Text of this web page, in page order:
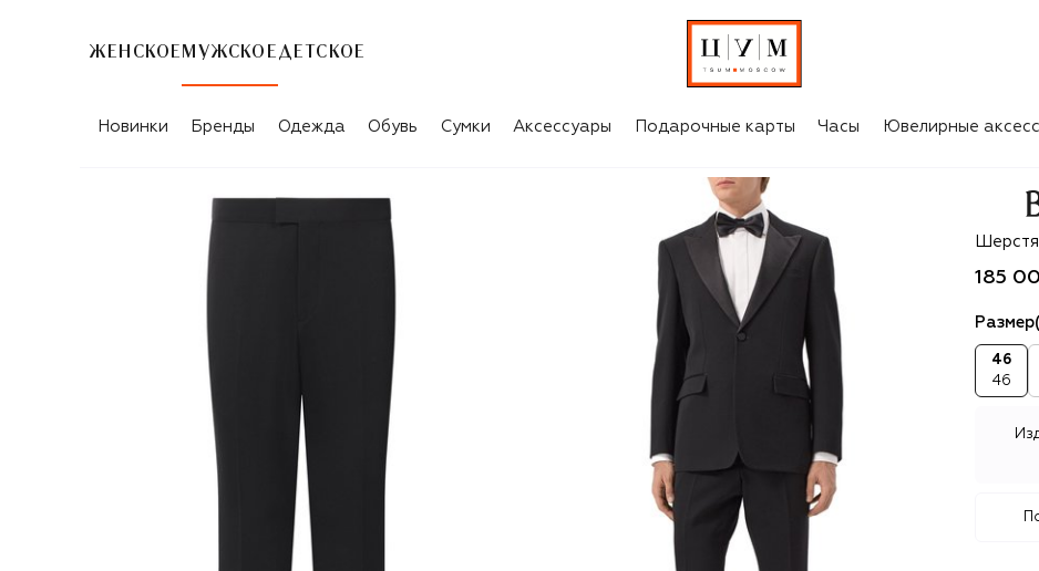
ЖЕНСКОЕ МУЖСКОЕ ДЕТСКОЕ
Новинки Бренды Одежда Обувь Сумки Аксессуары Подарочные карты Часы Ювелирные
185
Размер
46
46